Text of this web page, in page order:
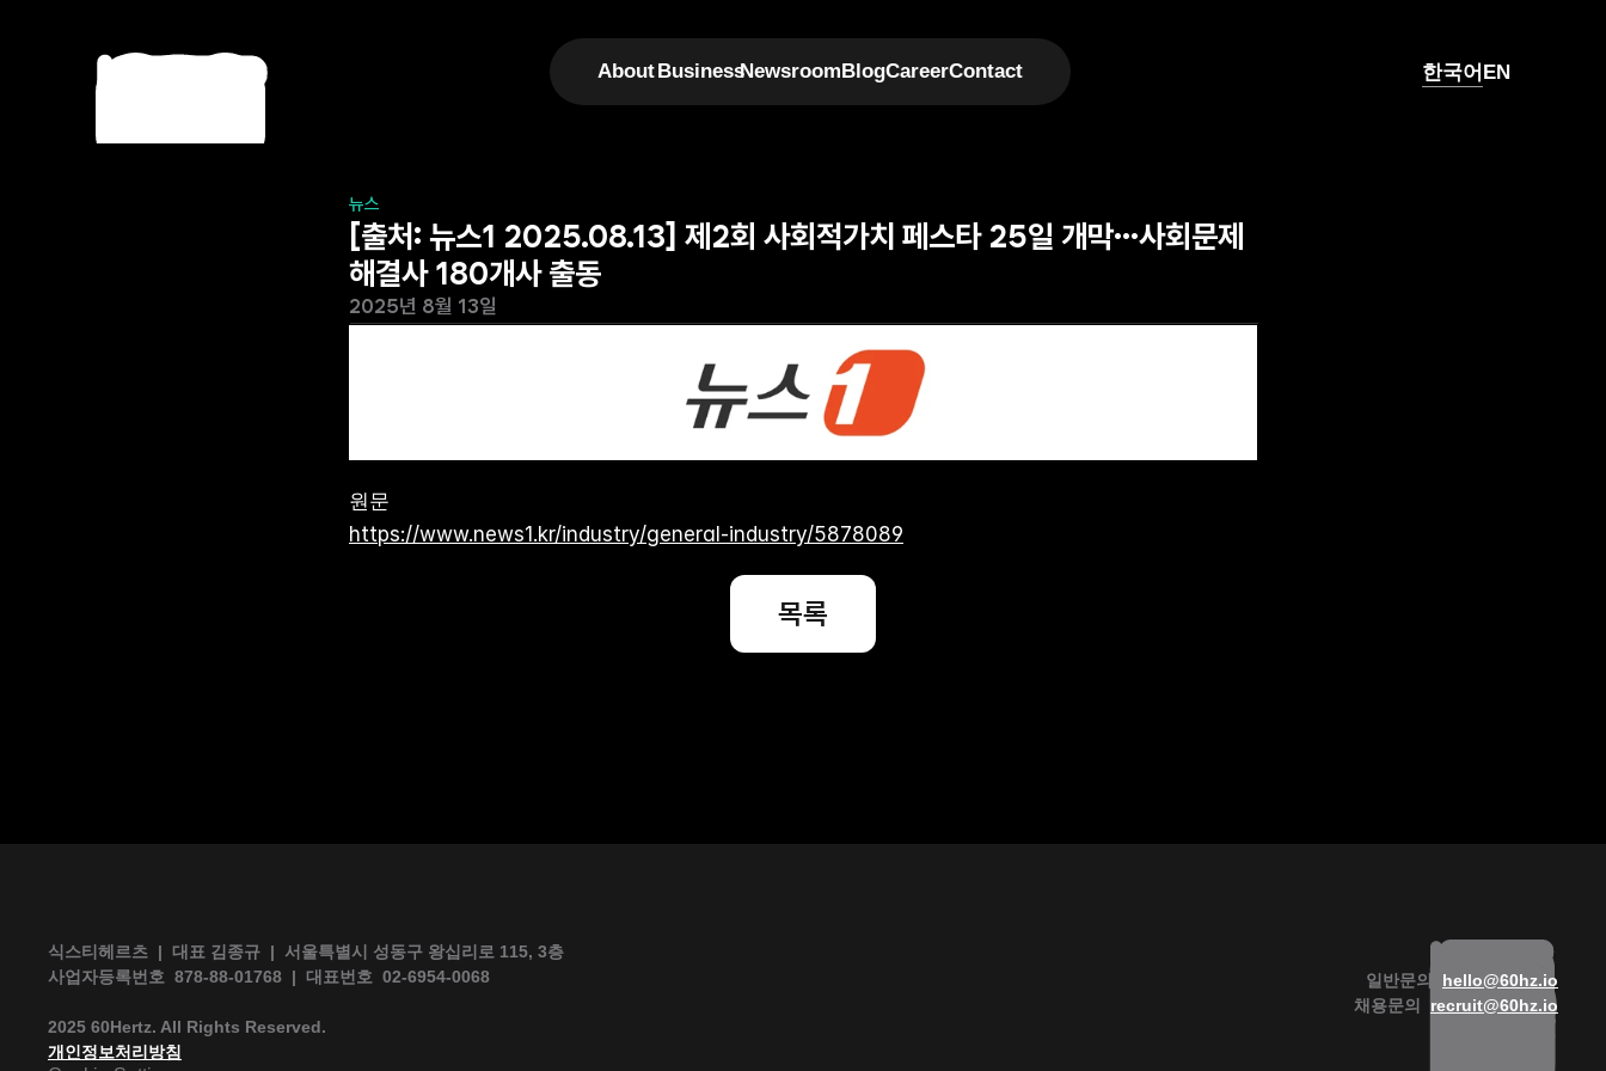
AboutBusinessNewsroomBlogCareerContact 한국어 EN
뉴스
[출처: 뉴스1 2025.08.13] 제2회 사회적가치 페스타 25일 개막…사회문제
해결사 180개사 출동
2025년 8월 13일
원문
https://www.news1.kr/industry/general-industry/5878089
목록
식스티헤르츠  |  대표 김종규  |  서울특별시 성동구 왕십리로 115, 3층
사업자등록번호  878-88-01768  |  대표번호  02-6954-0068
2025 60Hertz. All Rights Reserved.
개인정보처리방침
일반문의 hello@60hz.io
채용문의 recruit@60hz.io